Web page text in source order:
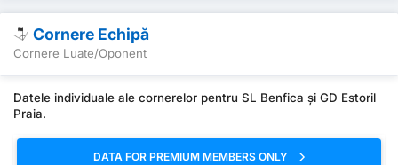
Cornere Echipă
Cornere Luate/Oponent
Datele individuale ale cornerelor pentru SL Benfica și GD Estoril
Praia.
DATA FOR PREMIUM MEMBERS ONLY